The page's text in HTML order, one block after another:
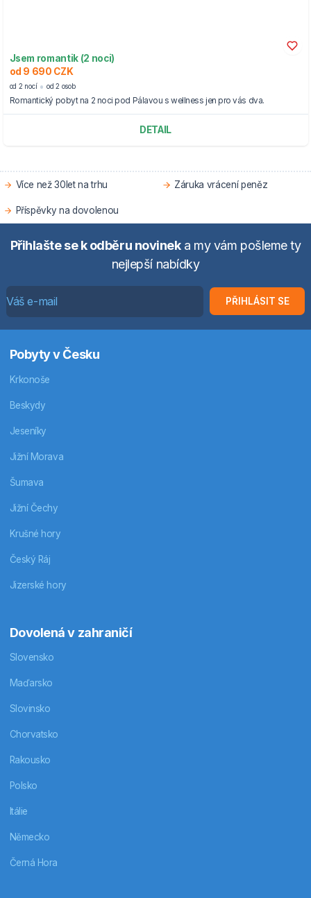
Jsem romantik (2 noci)
od 9 690 CZK
od 2 nocí od 2 osob
Romantický pobyt na 2 noci pod Pálavou s wellness jen pro vás dva.
DETAIL
Více než 30let na trhu Záruka vrácení peněz
Příspěvky na dovolenou
Přihlašte se k odběru novineka my vám pošleme ty
nejlepší nabídky
PŘIHLÁSIT SE
Pobyty v Česku
Krkonoše
Beskydy
Jeseníky
Jižní Morava
Šumava
Jižní Čechy
Krušné hory
Český Ráj
Jizerské hory
Dovolená v zahraničí
Slovensko
Maďarsko
Slovinsko
Chorvatsko
Rakousko
Polsko
Itálie
Německo
Černá Hora